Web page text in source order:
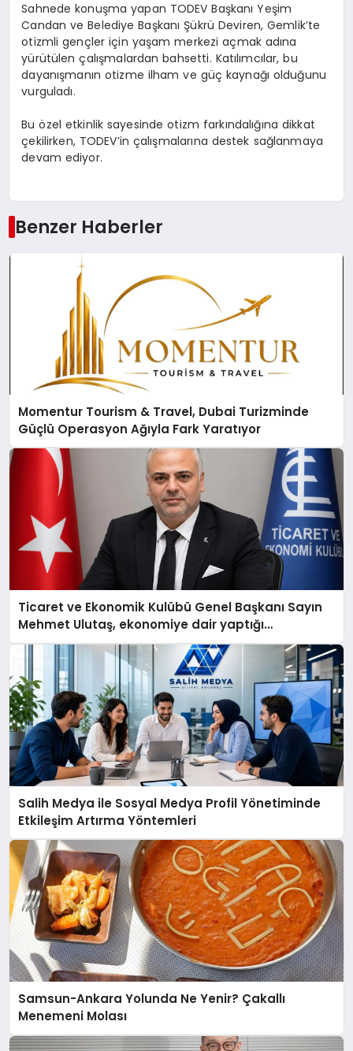
Sahnede konuşma yapan TODEV Başkanı Yeşim
Candan ve Belediye Başkanı Şükrü Deviren, Gemlik’te
otizmli gençler için yaşam merkezi açmak adına
yürütülen çalışmalardan bahsetti. Katılımcılar, bu
dayanışmanın otizme ilham ve güç kaynağı olduğunu
vurguladı.
Bu özel etkinlik sayesinde otizm farkındalığına dikkat
çekilirken, TODEV’in çalışmalarına destek sağlanmaya
devam ediyor.
Benzer Haberler
Momentur Tourism & Travel, Dubai Turizminde
Güçlü Operasyon Ağıyla Fark Yaratıyor
Ticaret ve Ekonomik Kulübü Genel Başkanı Sayın
Mehmet Ulutaş, ekonomiye dair yaptığı
açıklamada şunları kaydetti:
Salih Medya ile Sosyal Medya Profil Yönetiminde
Etkileşim Artırma Yöntemleri
Samsun-Ankara Yolunda Ne Yenir? Çakallı
Menemeni Molası